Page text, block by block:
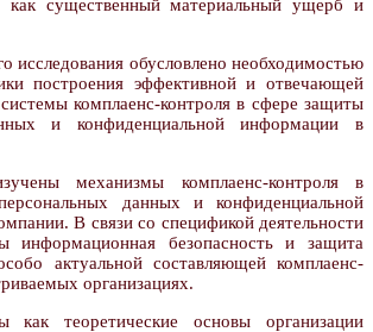
как существенный материальный ущерб и
исследования обусловлено необходимостью
построения эффективной и отвечающей
комплаенс-контроля в сфере защиты
и конфиденциальной информации в
механизмы комплаенс-контроля в
данных и конфиденциальной
В связи со спецификой деятельности
информационная безопасность и защита
актуальной составляющей комплаенс-
организациях.
как теоретические основы организации